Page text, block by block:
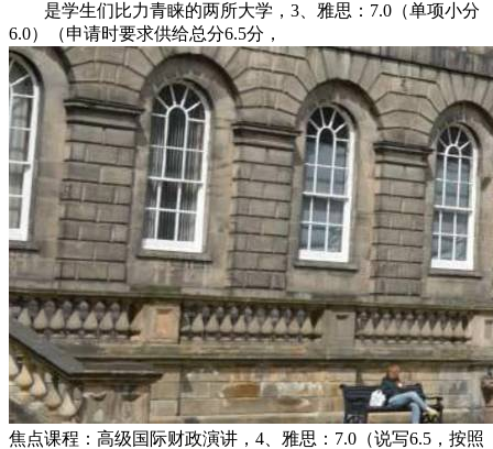
是学生们比力青睐的两所大学，3、雅思：7.0（单项小分
6.0）（申请时要求供给总分6.5分，
焦点课程：高级国际财政演讲，4、雅思：7.0（说写6.5，按照